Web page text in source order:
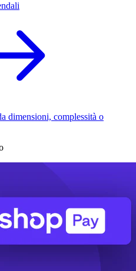
dimensioni, complessità o